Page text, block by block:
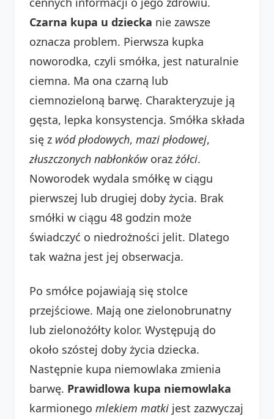
Czarna kupa u dziecka nie zawsze
oznacza problem. Pierwsza kupka
noworodka, czyli smółka, jest naturalnie
ciemna. Ma ona czarną lub
ciemnozieloną barwę. Charakteryzuje ją
gęsta, lepka konsystencja. Smółka składa
się z wód płodowych, mazi płodowej,
złuszczonych nabłonkóworaz żółci.
Noworodek wydala smółkę w ciągu
pierwszej lub drugiej doby życia. Brak
smółki w ciągu 48 godzin może
świadczyć o niedrożności jelit. Dlatego
tak ważna jest jej obserwacja.
Po smółce pojawiają się stolce
przejściowe. Mają one zielonobrunatny
lub zielonożółty kolor. Występują do
około szóstej doby życia dziecka.
Następnie kupa niemowlaka zmienia
barwę. Prawidlowa kupa niemowlaka
karmionego mlekiem matki jest zazwyczaj